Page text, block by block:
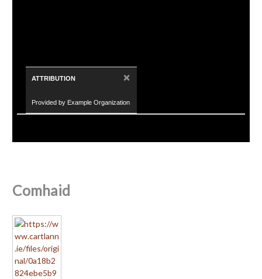
ATTRIBUTION ×
Provided by Example Organization
Comhaid